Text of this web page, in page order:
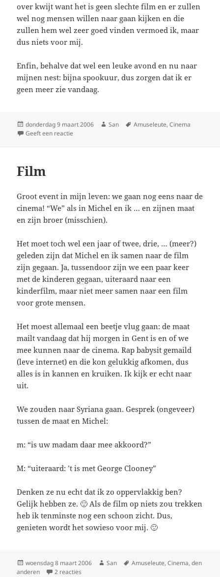
over kwijt want het is geen slechte film en er zullen
wel nog mensen willen naar gaan kijken en die
zullen hem wel zeer goed vinden vermoed ik, maar
dus niets voor mij.
Enfin, behalve dat wel een leuke avond en nu naar
mijnen nest: bijna spookuur, dus zorgen dat ik er
geen meer zie vandaag.
Geplaatst
op
donderdag 9 maart 2006 Auteur
San Tags
Amuseleute,Cinema
Geeft een reactie
Film
Groot event in mijn leven: we gaan nog eens naar de
cinema! “We” als in Michel en ik … en zijnen maat
en zijn broer (misschien).
Het moet toch wel een jaar of twee, drie, … (meer?)
geleden zijn dat Michel en ik samen naar de film
zijn gegaan. Ja, tussendoor zijn we een paar keer
met de kinderen gegaan, uiteraard naar een
kinderfilm, maar niet meer samen naar een film
voor grote mensen.
Het moest allemaal een beetje vlug gaan: de maat
mailt vandaag dat hij morgen in Gent is en of we
mee kunnen naar de cinema. Rap babysit gemaild
(leve internet) en die kon gelukkig afkomen, dus
alles is in kannen en kruiken. Ik kijk er echt naar
uit.
We zouden naar Syriana gaan. Gesprek (ongeveer)
tussen de maat en Michel:
m: “is uw madam daar mee akkoord?”
M: “uiteraard: ’t is met George Clooney”
Denken ze nu echt dat ik zo oppervlakkig ben?
Gelijk hebben ze. 🙂 Als de film op niets zou trekken
heb ik tenminste nog een schoon zicht. Dus,
genieten wordt het sowieso voor mij. 🙂
Geplaatst
op
woensdag 8 maart 2006 Auteur
San Tags
Amuseleute,Cinema,den
anderen
2 reacties